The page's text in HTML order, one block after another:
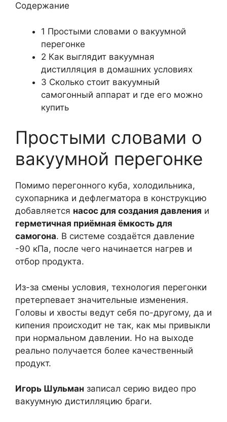
Содержание
1 Простыми словами о вакуумной
перегонке
2 Как выглядит вакуумная
дистилляция в домашних условиях
3 Сколько стоит вакуумный
самогонный аппарат и где его можно
купить
Простыми словами о
вакуумной перегонке
Помимо перегонного куба, холодильника,
сухопарника и дефлегматора в конструкцию
добавляется насос для создания давления и
герметичная приёмная ёмкость для
самогона. В системе создаётся давление
-90 кПа, после чего начинается нагрев и
отбор продукта.
Из-за смены условия, технология перегонки
претерпевает значительные изменения.
Головы и хвосты ведут себя по-другому, да и
кипения происходит не так, как мы привыкли
при нормальном давлении. Но на выходе
реально получается более качественный
продукт.
Игорь Шульман записал серию видео про
вакуумную дистилляцию браги.